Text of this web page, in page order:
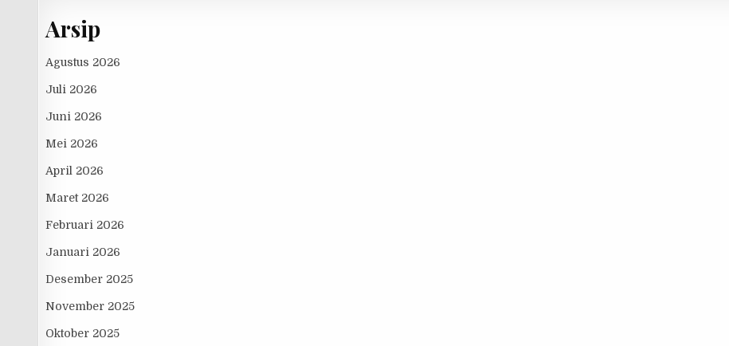
Arsip
Agustus 2026
Juli 2026
Juni 2026
Mei 2026
April 2026
Maret 2026
Februari 2026
Januari 2026
Desember 2025
November 2025
Oktober 2025